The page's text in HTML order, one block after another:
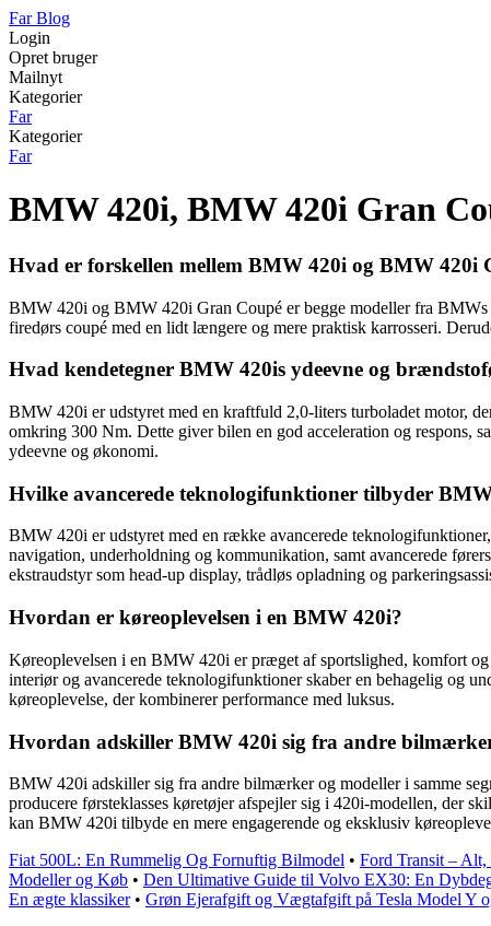
Far Blog
Login
Opret bruger
Mailnyt
Kategorier
Far
Kategorier
Far
BMW 420i, BMW 420i Gran
Hvad er forskellen mellem BMW 420i og BMW 420i
BMW 420i og BMW 420i Gran Coupé er begge modeller fra
firedørs coupé med en lidt længere og mere praktisk karrosseri.
Hvad kendetegner BMW 420is ydeevne og
BMW 420i er udstyret med en kraftfuld 2,0-liters turboladet motor,
omkring 300 Nm. Dette giver bilen en god acceleration og respons,
ydeevne og økonomi.
Hvilke avancerede teknologifunktioner tilbyder
BMW 420i er udstyret med en række avancerede
navigation, underholdning og kommunikation, samt avancerede
ekstraudstyr som head-up display, trådløs opladning og
Hvordan er køreoplevelsen i en BMW 420i?
Køreoplevelsen i en BMW 420i er præget af sportslighed, komfort
interiør og avancerede teknologifunktioner skaber en behagelig og
køreoplevelse, der kombinerer performance med luksus.
Hvordan adskiller BMW 420i sig fra andre bilmærker
BMW 420i adskiller sig fra andre bilmærker og modeller i samme
producere førsteklasses køretøjer afspejler sig i 420i-modellen, der
kan BMW 420i tilbyde en mere engagerende og eksklusiv
Fiat 500L: En Rummelig Og Fornuftig Bilmodel • Ford Transit – Alt,
Modeller og Køb • Den Ultimative Guide til Volvo EX30: En
En ægte klassiker• Grøn Ejerafgift og Vægtafgift på Tesla Model Y